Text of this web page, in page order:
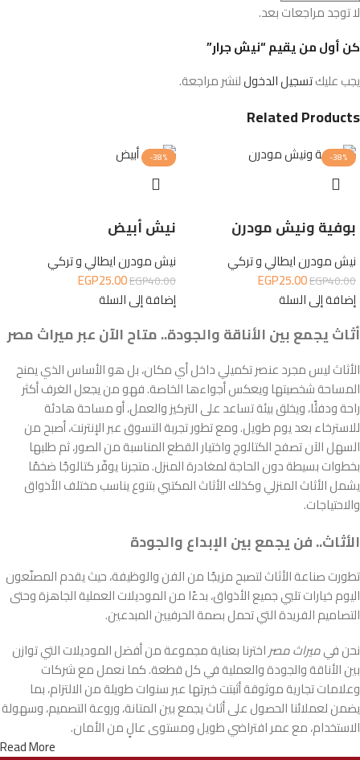
لا توجد مراجعات بعد.
كن أول من يقيم “نيش جرار”
يجب عليكتسجيل الدخوللنشر مراجعة.
Related Products
-38%
بوفية ونيش مودرن
نيش مودرن ايطالي و تركي
EGP40.00
EGP25.00
إضافة إلى السلة
-38%
نيش أبيض
نيش مودرن ايطالي و تركي
EGP40.00
EGP25.00
إضافة إلى السلة
أثاث يجمع بين الأناقة والجودة.. متاح الآن عبر ميراث مصر
الأثاث ليس مجرد عنصر تكميلي داخل أي مكان، بل هو الأساس الذي يمنح
المساحة شخصيتها ويعكس أجواءها الخاصة. فهو من يجعل الغرف أكثر
راحة ودفئًا، ويخلق بيئة تساعد على التركيز والعمل، أو مساحة هادئة
للاسترخاء بعد يوم طويل. ومع تطور تجربة التسوق عبر الإنترنت، أصبح من
السهل الآن تصفح الكتالوج واختيار القطع المناسبة من الصور، ثم طلبها
بخطوات بسيطة دون الحاجة لمغادرة المنزل. متجرنا يوفّر كتالوجًا ضخمًا
يشمل الأثاث المنزلي وكذلك الأثاث المكتبي بتنوع يناسب مختلف الأذواق
والاحتياجات.
الأثاث.. فن يجمع بين الإبداع والجودة
تطورت صناعة الأثاث لتصبح مزيجًا من الفن والوظيفة، حيث يقدم المصنّعون
اليوم خيارات تلبي جميع الأذواق، بدءًا من الموديلات العملية الجاهزة وحتى
التصاميم الفريدة التي تحمل بصمة الحرفيين المبدعين.
نحن فيميراث مصراخترنا بعناية مجموعة من أفضل الموديلات التي توازن
بين الأناقة والجودة والعملية في كل قطعة. كما نعمل مع شركات
وعلامات تجارية موثوقة أثبتت خبرتها عبر سنوات طويلة من الالتزام، بما
يضمن لعملائنا الحصول على أثاث يجمع بين المتانة، وروعة التصميم، وسهولة
الاستخدام، مع عمر افتراضي طويل ومستوى عالٍ من الأمان.
Read More